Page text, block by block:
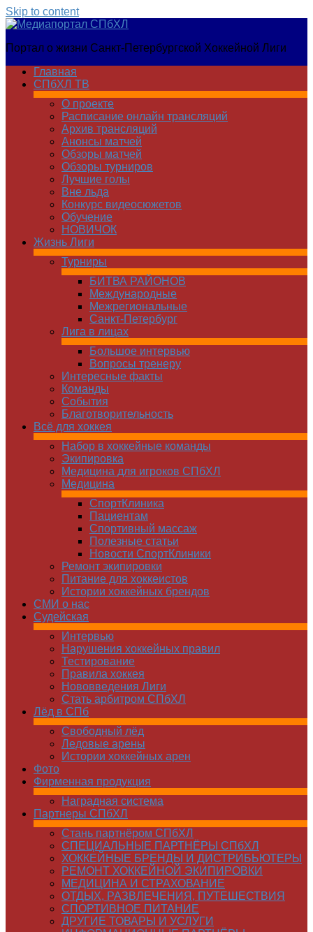
Skip to content
Медиапортал
Портал о жизни Санкт-Петербургской Хоккейной Лиги
Главная
СПбХЛ ТВ
О проекте
Расписание онлайн трансляций
Архив трансляций
Анонсы матчей
Обзоры матчей
Обзоры турниров
Лучшие голы
Вне льда
Конкурс видеосюжетов
Обучение
НОВИЧОК
Жизнь Лиги
Турниры
БИТВА РАЙОНОВ
Международные
Межрегиональные
Санкт-Петербург
Лига в лицах
Большое интервью
Вопросы тренеру
Интересные факты
Команды
Cобытия
Благотворительность
Всё для хоккея
Набор в хоккейные команды
Экипировка
Медицина для игроков СПбХЛ
Медицина
СпортКлиника
Пациентам
Спортивный массаж
Полезные статьи
Новости СпортКлиники
Ремонт экипировки
Питание для хоккеистов
Истории хоккейных брендов
СМИ о нас
Судейская
Интервью
Нарушения хоккейных правил
Тестирование
Правила хоккея
Нововведения Лиги
Стать арбитром СПбХЛ
Лёд в СПб
Свободный лёд
Ледовые арены
Истории хоккейных арен
Фото
Фирменная продукция
Наградная система
Партнеры СПбХЛ
Стань партнёром СПбХЛ
СПЕЦИАЛЬНЫЕ ПАРТНЁРЫ СПбХЛ
ХОККЕЙНЫЕ БРЕНДЫ И ДИСТРИБЬЮТЕРЫ
РЕМОНТ ХОККЕЙНОЙ ЭКИПИРОВКИ
МЕДИЦИНА И СТРАХОВАНИЕ
ОТДЫХ, РАЗВЛЕЧЕНИЯ, ПУТЕШЕСТВИЯ
СПОРТИВНОЕ ПИТАНИЕ
ДРУГИЕ ТОВАРЫ И УСЛУГИ